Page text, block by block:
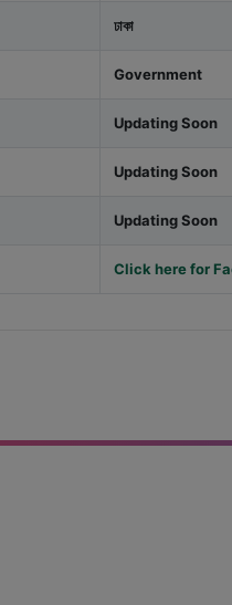
ঢাকা
Government
Updating Soon
Updating Soon
Updating Soon
Click here for